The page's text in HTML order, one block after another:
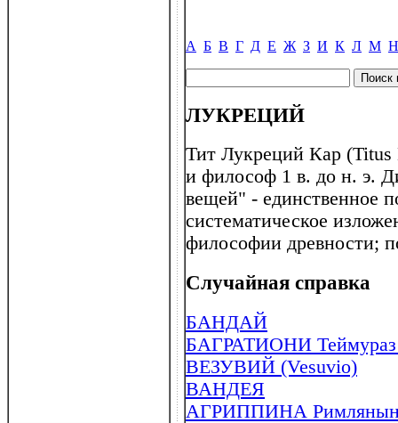
А Б В Г Д Е Ж З И К Л М Н
ЛУКРЕЦИЙ
Тит Лукреций Кар (Titus
и философ 1 в. до н. э.
вещей" - единственное
систематическое
философии древности;
Случайная справка
БАНДАЙ
БАГРАТИОНИ Теймураз
ВЕЗУВИЙ (Vesuvio)
ВАНДЕЯ
АГРИППИНА